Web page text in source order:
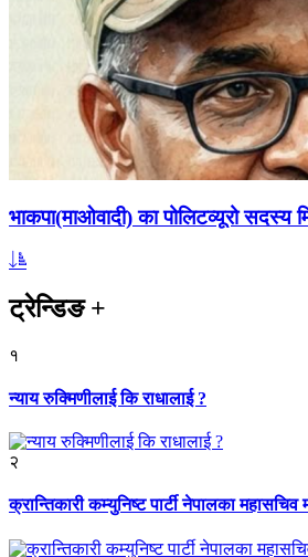
भाकपा(माओवादी) का पोलिटव्यूरो सदस्य
ट्रेन्डिङ+
१
न्याय रुक्मिणीलाई कि राधालाई ?
२
क्रान्तिकारी कम्युनिष्ट पार्टी नेपालका महासचिव